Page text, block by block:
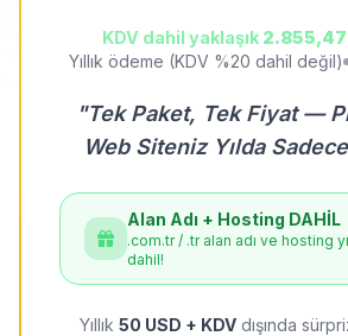
KDV dahil yaklaşık 2.855,47
Yıllık ödeme (KDV %20 dahil değil)
"Tek Paket, Tek Fiyat —
Web Siteniz Yılda
Alan Adı + Hosting DAHİL
.com.tr / .tr alan adı ve hosting
dahil!
Yıllık 50 USD + KDV dışında